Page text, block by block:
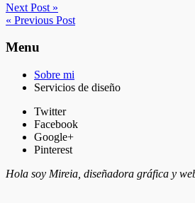
Next Post »
« Previous Post
Menu
Sobre mi
Servicios de diseño
Twitter
Facebook
Google+
Pinterest
Hola soy Mireia, diseñadora gráfica y